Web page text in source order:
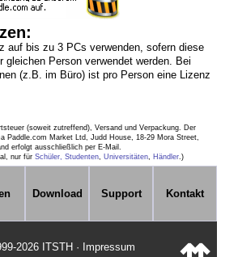
auf bis zu 3 PCs verwenden, sofern diese
gleichen Person verwendet werden. Bei
(z.B. im Büro) ist pro Person eine Lizenz
(soweit zutreffend), Versand und Verpackung. Der
Paddle.com Market Ltd, Judd House, 18-29 Mora Street,
erfolgt ausschließlich per E-Mail.
nur für Schüler, Studenten, Universitäten, Händler.)
Download Support Kontakt
2026 ITSTH · Impressum